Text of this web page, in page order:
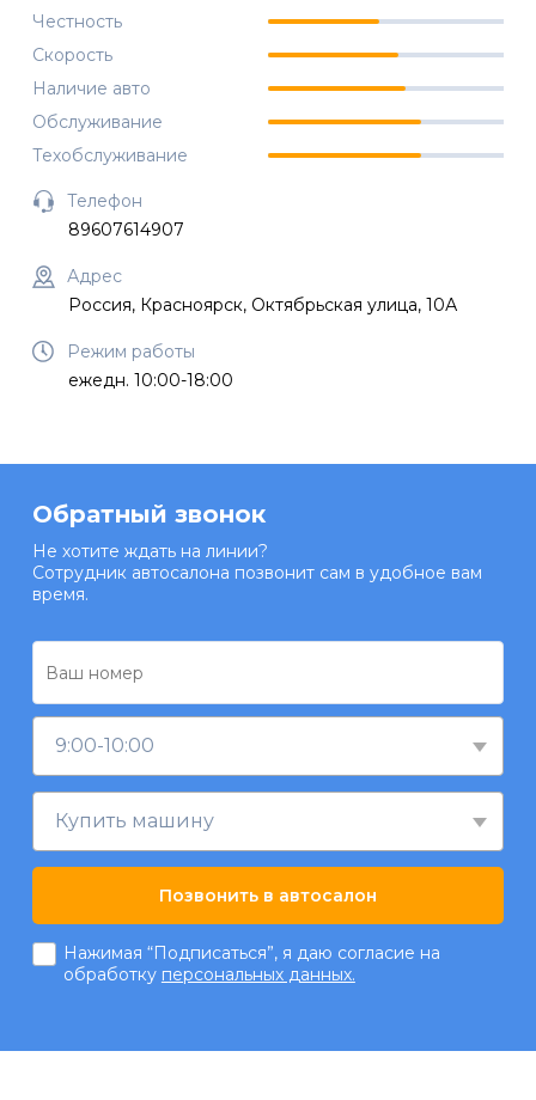
Честность
Скорость
Наличие авто
Обслуживание
Техобслуживание
Телефон
89607614907
Адрес
Россия, Красноярск, Октябрьская улица, 10А
Режим работы
ежедн. 10:00-18:00
Обратный звонок
Не хотите ждать на линии?
Сотрудник автосалона позвонит сам в удобное вам
время.
9:00-10:00
Купить машину
Позвонить в автосалон
Нажимая “Подписаться”, я даю согласие на
обработку персональных данных.